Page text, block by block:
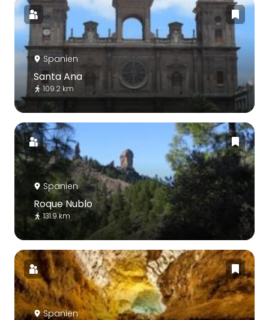
Spanien
Santa Ana
109.2 km
Spanien
Roque Nublo
131.9 km
Spanien